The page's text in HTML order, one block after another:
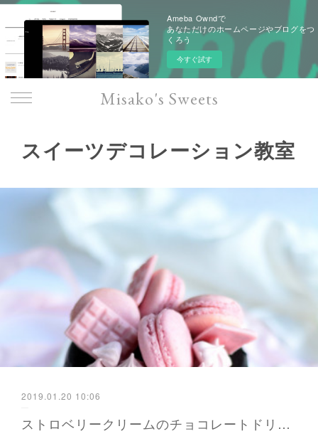
Ameba Owndで
あなただけのホームページやブログをつ
くろう
今すぐ試す
Misako's Sweets
スイーツデコレーション教室
2019.01.20 10:06
ストロベリークリームのチョコレートドリップケーキレッスンのお知らせ